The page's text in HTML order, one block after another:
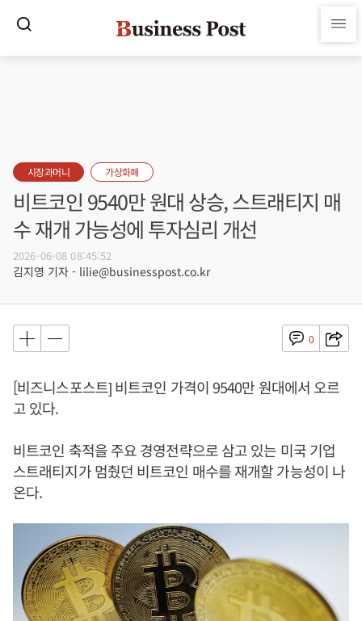
시장과머니 가상화폐
비트코인 9540만 원대 상승, 스트래티지 매
수 재개 가능성에 투자심리 개선
2026-06-08 08:45:52
김지영 기자 - lilie@businesspost.co.kr
0
[비즈니스포스트] 비트코인 가격이 9540만 원대에서 오르
고 있다.
비트코인 축적을 주요 경영전략으로 삼고 있는 미국 기업
스트래티지가 멈췄던 비트코인 매수를 재개할 가능성이 나
온다.